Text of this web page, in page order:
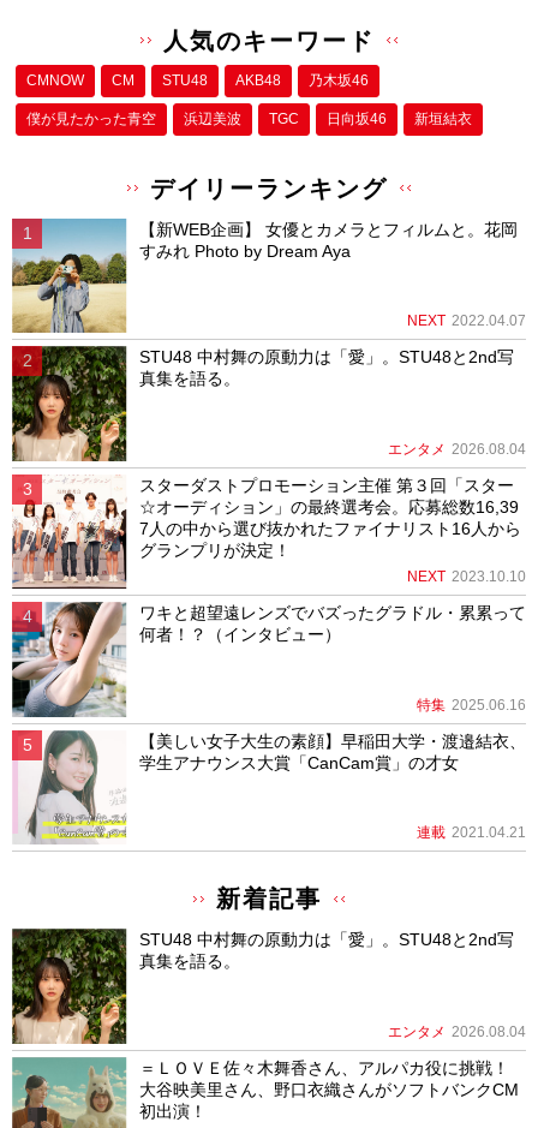
人気のキーワード
CMNOW CM STU48 AKB48 乃木坂46
僕が⾒たかった⻘空 浜辺美波 TGC 日向坂46 新垣結衣
デイリーランキング
【新WEB企画】 女優とカメラとフィルムと。花岡
すみれ Photo by Dream Aya
NEXT 2022.04.07
STU48 中村舞の原動力は「愛」。STU48と2nd写
真集を語る。
エンタメ 2026.08.04
スターダストプロモーション主催 第３回「スター
☆オーディション」の最終選考会。応募総数16,39
7人の中から選び抜かれたファイナリスト16人から
グランプリが決定！
NEXT 2023.10.10
ワキと超望遠レンズでバズったグラドル・累累って
何者！？（インタビュー）
特集 2025.06.16
【美しい女子大生の素顔】早稲田大学・渡邉結衣、
学生アナウンス大賞「CanCam賞」の才女
連載 2021.04.21
新着記事
STU48 中村舞の原動力は「愛」。STU48と2nd写
真集を語る。
エンタメ 2026.08.04
＝ＬＯＶＥ佐々木舞香さん、アルパカ役に挑戦！
大谷映美里さん、野口衣織さんがソフトバンクCM
初出演！